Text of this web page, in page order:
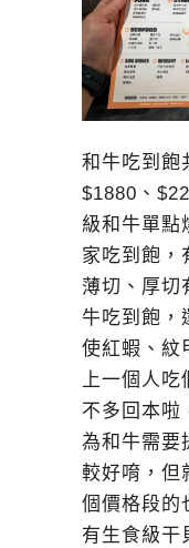
和牛吃到飽
$1880、
級和牛單點
家吃到飽，
薄切、厚切
牛吃到飽，
使紅蝦、紋
上一個人吃
不多回本啦
為和牛需要
較好唷，但
個價格段的
有生食級干